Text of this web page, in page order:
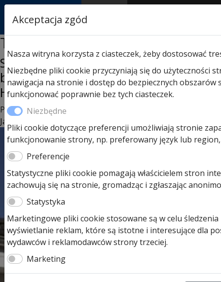
AUTORYZOWANY
PARTNER & SERWIS
Tag:
Slategrain – struktura łupka w
bramach garażowych segmentowych
Hörmann
Posted on21 kwietnia 2022
Jarzynowska
Akceptacja zgód
Nasza witryna korzysta z ciasteczek, żeby dostosować
Niezbędne pliki cookie przyczyniają się do użyteczności
nawigacja na stronie i dostęp do bezpiecznych
funkcjonować poprawnie bez tych ciasteczek.
Niezbędne
Pliki cookie dotyczące preferencji umożliwiają stronie
funkcjonowanie strony, np. preferowany język lub
Preferencje
Statystyczne pliki cookie pomagają właścicielem stron
zachowują się na stronie, gromadząc i zgłaszając
Statystyka
Marketingowe pliki cookie stosowane są w celu
wyświetlanie reklam, które są istotne i interesujące dla
wydawców i reklamodawców strony trzeciej.
Marketing